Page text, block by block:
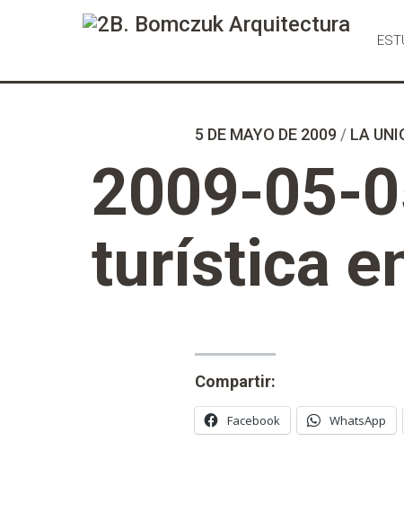
5 DE MAYO DE 2009/ LA
2009-05-
turística
Compartir:
Facebook WhatsApp